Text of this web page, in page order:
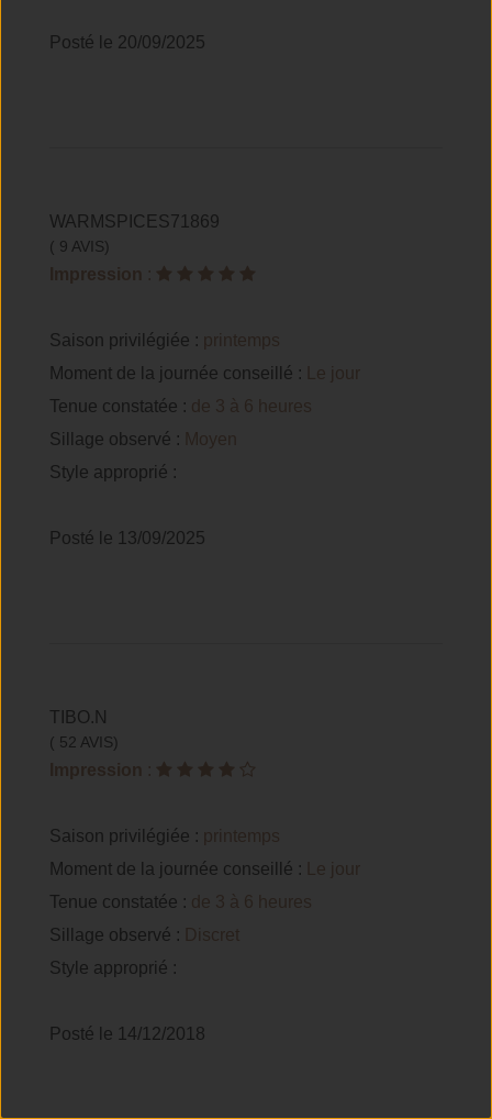
Posté le 20/09/2025
WARMSPICES71869
( 9 AVIS)
Impression :
Saison privilégiée : printemps
Moment de la journée conseillé :
Le jour
Tenue constatée : de 3 à 6 heures
Sillage observé : Moyen
Style approprié :
Posté le 13/09/2025
TIBO.N
( 52 AVIS)
Impression :
Saison privilégiée : printemps
Moment de la journée conseillé :
Le jour
Tenue constatée : de 3 à 6 heures
Sillage observé : Discret
Style approprié :
Posté le 14/12/2018